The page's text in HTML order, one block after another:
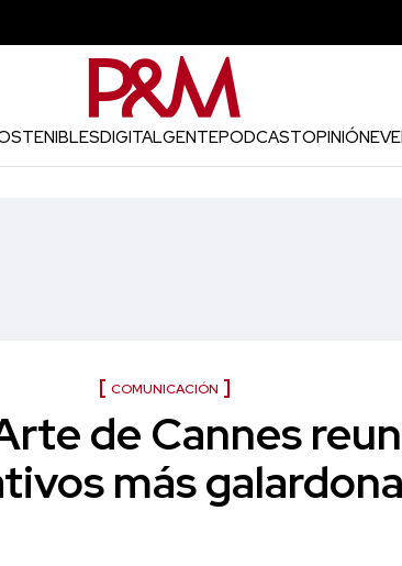
DIGITALGENTEPODCASTOPINIÓN
COMUNICACIÓN
de Cannes
más